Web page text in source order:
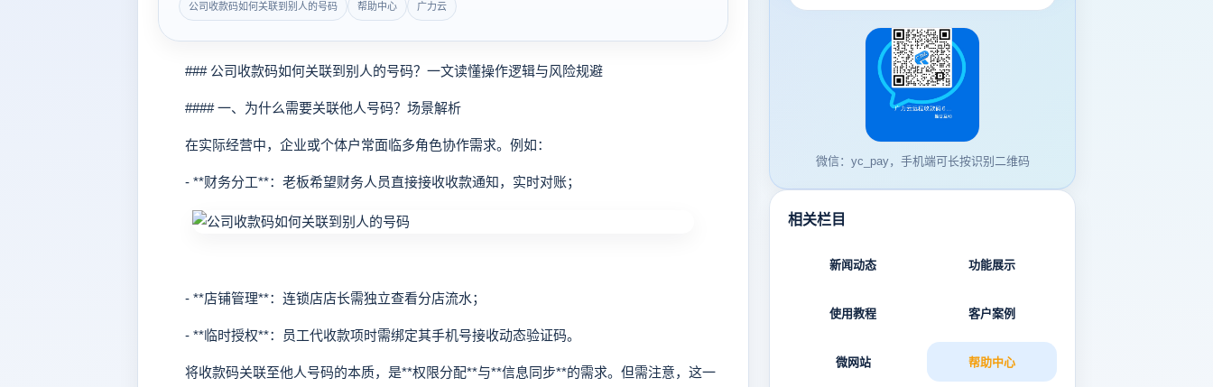
公司收款码如何关联到别人的号码 帮助中心 广力云
### 公司收款码如何关联到别人的号码？一文读懂操作逻辑与风险规避
#### 一、为什么需要关联他人号码？场景解析
在实际经营中，企业或个体户常面临多角色协作需求。例如：
- **财务分工**：老板希望财务人员直接接收收款通知，实时对账；
- **店铺管理**：连锁店店长需独立查看分店流水；
- **临时授权**：员工代收款项时需绑定其手机号接收动态验证码。
将收款码关联至他人号码的本质，是**权限分配**与**信息同步**的需求。但需注意，这一
微信：yc_pay，手机端可长按识别二维码
相关栏目
新闻动态 功能展示
使用教程 客户案例
微网站 帮助中心